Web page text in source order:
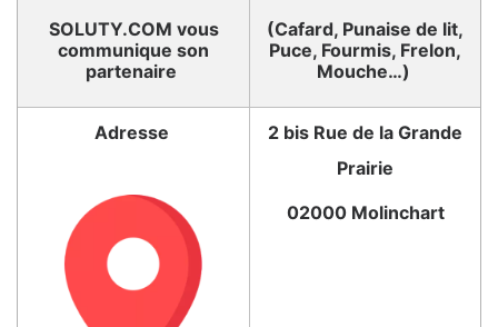
SOLUTY.COM vous
communique son
partenaire
(Cafard, Punaise de lit,
Puce, Fourmis, Frelon,
Mouche…)
Adresse
2 bis Rue de la Grande
Prairie
02000 Molinchart